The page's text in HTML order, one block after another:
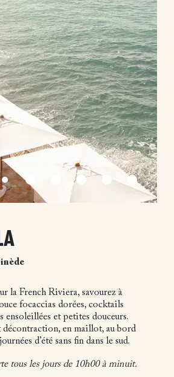
la French Riviera, savourez à
focaccias dorées, cocktails
ensoleillées et petites douceurs.
en maillot, au bord
d’été sans fin dans le sud.
tous les jours de 10h00 à minuit.